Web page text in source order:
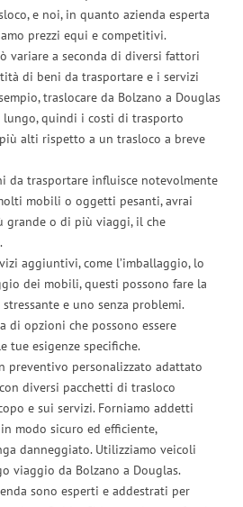
e noi, in quanto azienda esperta
prezzi equi e competitivi.
variare a seconda di diversi fattori
di beni da trasportare e i servizi
traslocare da Bolzano a Douglas
quindi i costi di trasporto
alti rispetto a un trasloco a breve
da trasportare influisce notevolmente
mobili o oggetti pesanti, avrai
grande o di più viaggi, il che
aggiuntivi, come l’imballaggio, lo
dei mobili, questi possono fare la
e uno senza problemi.
di opzioni che possono essere
tue esigenze specifiche.
preventivo personalizzato adattato
diversi pacchetti di trasloco
e sui servizi. Forniamo addetti
modo sicuro ed efficiente,
danneggiato. Utilizziamo veicoli
viaggio da Bolzano a Douglas.
sono esperti e addestrati per